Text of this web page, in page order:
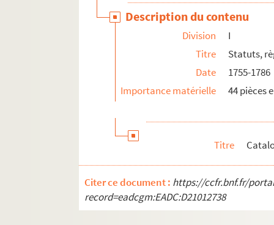
XVIII. Correspondance. Minutes. Tome VIII
XIX. Correspondance. Minutes. Tome IX
1007. « Nouveau livre de cheminées,
1008. « Statuts et règlements nouveaux sur
1009. « Livre de faulconerie, composé par
1010. Dictionnaire français, latin, italien et
1011. « Vocabulaire français, latin, provençal
1012. « Lexicon e latino arabicum, vel
1014-1015. « Dictionnaire français-malais, par
1016. Magistri Ebrardi Graecismus, cum
Description du contenu
Division
I
Titre
Statuts,
Date
1755-1786
Importance matérielle
44 pièces
Titre
Citer ce document : https://ccfr.bnf.fr/
record=eadcgm:EADC:D21012738